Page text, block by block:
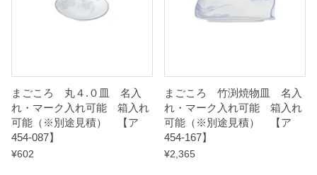
まごころ 丸４.０皿 名入
れ・マーク入れ可能 箱入れ
可能（※別途見積） 【ア
454-087】
¥602
まごころ 竹渕焼物皿 名入
れ・マーク入れ可能 箱入れ
可能（※別途見積） 【ア
454-167】
¥2,365